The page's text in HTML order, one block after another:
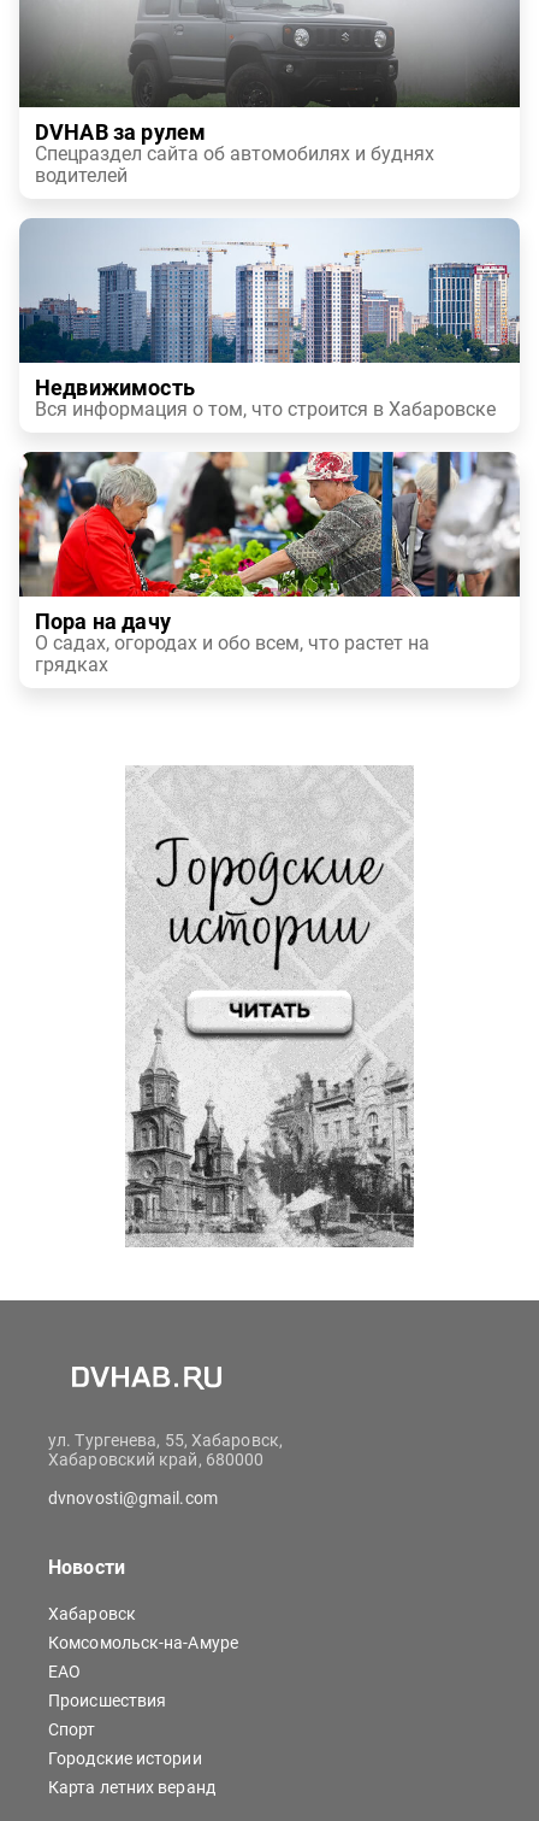
DVHAB за рулем
Спецраздел сайта об автомобилях и буднях
водителей
Недвижимость
Вся информация о том, что строится в Хабаровске
Пора на дачу
О садах, огородах и обо всем, что растет на
грядках
ул. Тургенева, 55, Хабаровск,
Хабаровский край, 680000
dvnovosti@gmail.com
Новости
Хабаровск
Комсомольск-на-Амуре
ЕАО
Происшествия
Спорт
Городские истории
Карта летних веранд